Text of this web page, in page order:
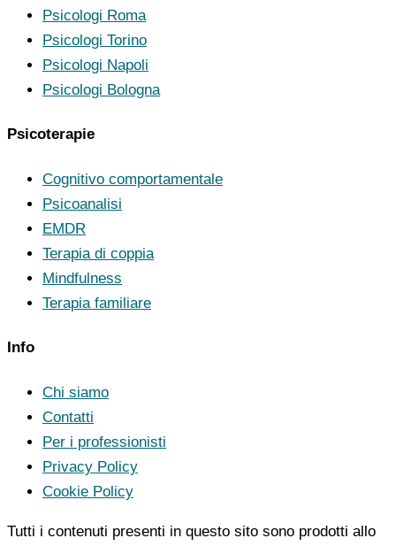
Psicologi Roma
Psicologi Torino
Psicologi Napoli
Psicologi Bologna
Psicoterapie
Cognitivo comportamentale
Psicoanalisi
EMDR
Terapia di coppia
Mindfulness
Terapia familiare
Info
Chi siamo
Contatti
Per i professionisti
Privacy Policy
Cookie Policy
Tutti i contenuti presenti in questo sito sono prodotti allo